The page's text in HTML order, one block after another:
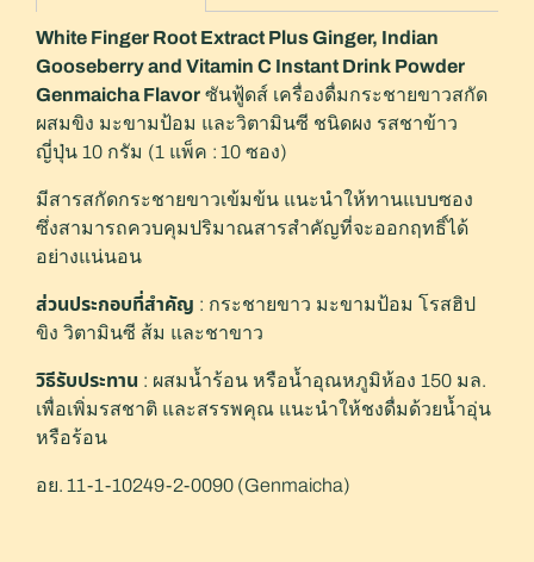
White Finger Root Extract Plus Ginger, Indian
Gooseberry and Vitamin C Instant Drink Powder
Genmaicha Flavor ซันฟู้ดส์ เครื่องดื่มกระชายขาวสกัด
ผสมขิง มะขามป้อม และวิตามินซี ชนิดผง รสชาข้าว
ญี่ปุ่น 10 กรัม (1 แพ็ค : 10 ซอง)
มีสารสกัดกระชายขาวเข้มข้น แนะนำให้ทานแบบซอง
ซึ่งสามารถควบคุมปริมาณสารสำคัญที่จะออกฤทธิ์ได้
อย่างแน่นอน
ส่วนประกอบที่สำคัญ : กระชายขาว มะขามป้อม โรสฮิป
ขิง วิตามินซี ส้ม และชาขาว
วิธีรับประทาน : ผสมน้ำร้อน หรือน้ำอุณหภูมิห้อง 150 มล.
เพื่อเพิ่มรสชาติ และสรรพคุณ แนะนำให้ชงดื่มด้วยน้ำอุ่น
หรือร้อน
อย. 11-1-10249-2-0090 (Genmaicha)